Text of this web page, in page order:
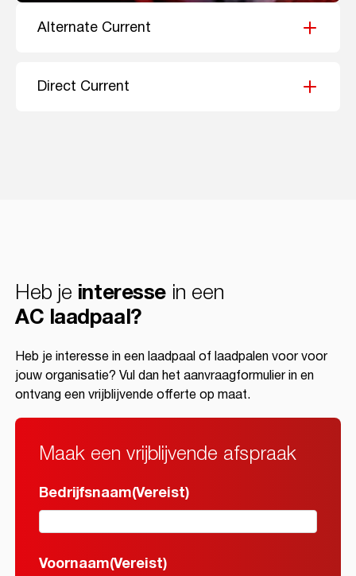
Alternate Current
Direct Current
Heb je interessein een
AC laadpaal?
Heb je interesse in een laadpaal of laadpalen voor voor
jouw organisatie? Vul dan het aanvraagformulier in en
ontvang een vrijblijvende offerte op maat.
Maak een vrijblijvende afspraak
Bedrijfsnaam(Vereist)
Voornaam(Vereist)